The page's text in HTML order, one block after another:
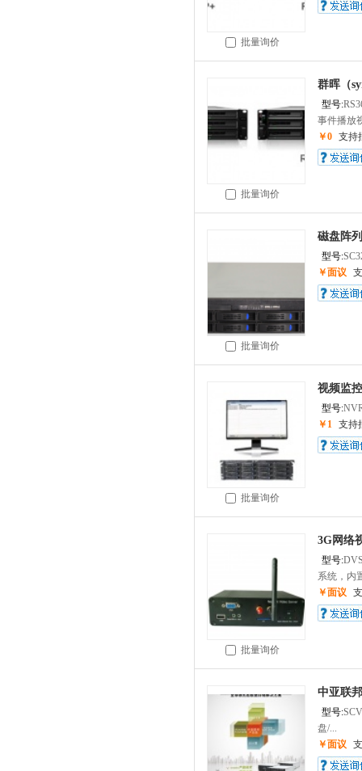
批量询价
批量询价
群晖（
型号:
事件播放
￥0 支持
批量询价
磁盘阵
型号:
￥面议
批量询价
视频监
型号:
￥1 支持
批量询价
3G网络
型号:
系统，内
￥面议
中亚联
型号:
盘/...
￥面议